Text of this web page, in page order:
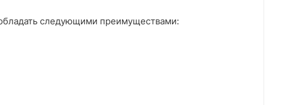
следующими преимуществами: